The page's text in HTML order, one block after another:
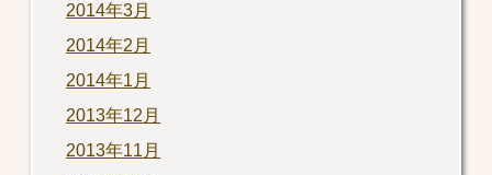
2014年3月
2014年2月
2014年1月
2013年12月
2013年11月